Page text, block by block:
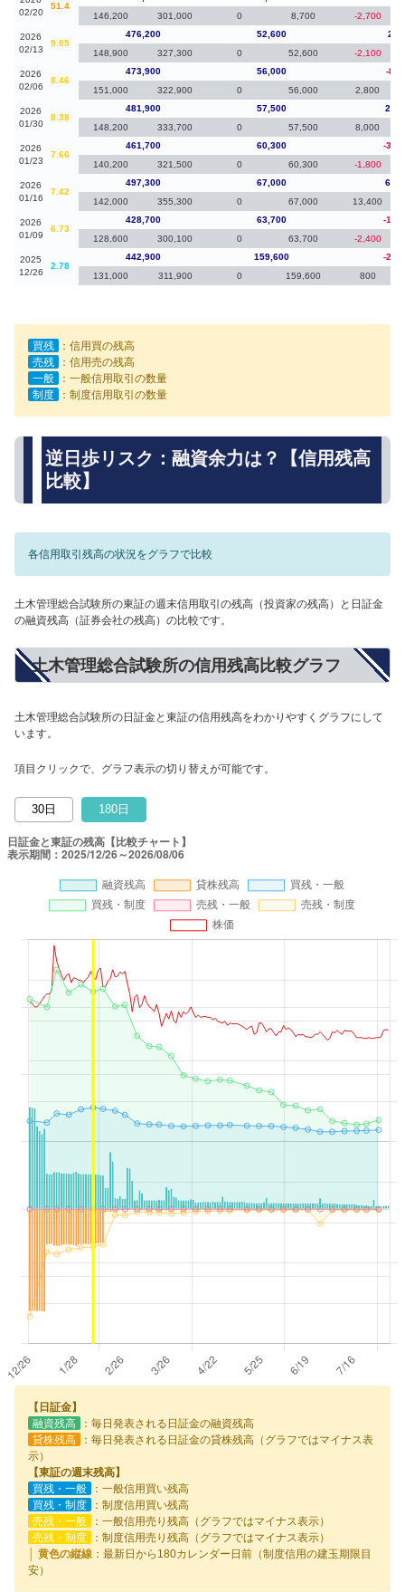
02/20
51.4
146,200
301,000 0 8,700 -2,700
2026
02/13
9.05
476,200 52,600
148,900
327,300 0 52,600 -2,100
2026
02/06
8.46
473,900 56,000
-
151,000
322,900 0 56,000 2,800
2026
01/30
8.38
481,900 57,500
148,200
333,700 0 57,500 8,000
2026
01/23
7.66
461,700 60,300
-
140,200
321,500 0 60,300 -1,800
2026
01/16
7.42
497,300 67,000
142,000
355,300 0 67,000 13,400
2026
01/09
6.73
428,700 63,700
-
128,600
300,100 0 63,700 -2,400
2025
12/26
2.78
442,900 159,600
-
131,000
311,900 0 159,600 800
買残
：信用買の残高
売残
：信用売の残高
一般
：一般信用取引の数量
制度
：制度信用取引の数量
逆日歩リスク：融資余力は？【信用残高
比較】
各信用取引残高の状況をグラフで比較
土木管理総合試験所の東証の週末信用取引の残高（投資家の残高）と日証金
の融資残高（証券会社の残高）の比較です。
土木管理総合試験所の信用残高比較グラフ
土木管理総合試験所の日証金と東証の信用残高をわかりやすくグラフにして
います。
項目クリックで、グラフ表示の切り替えが可能です。
30日 180日
【日証金】
融資残高
：毎日発表される日証金の融資残高
貸株残高
：毎日発表される日証金の貸株残高（グラフではマイナス表
示）
【東証の週末残高】
買残・一般
：一般信用買い残高
買残・制度
：制度信用買い残高
売残・一般
：一般信用売り残高（グラフではマイナス表示）
売残・制度
：制度信用売り残高（グラフではマイナス表示）
│ 黄色の縦線 ：最新日から180カレンダー日前（制度信用の建玉期限目
安）